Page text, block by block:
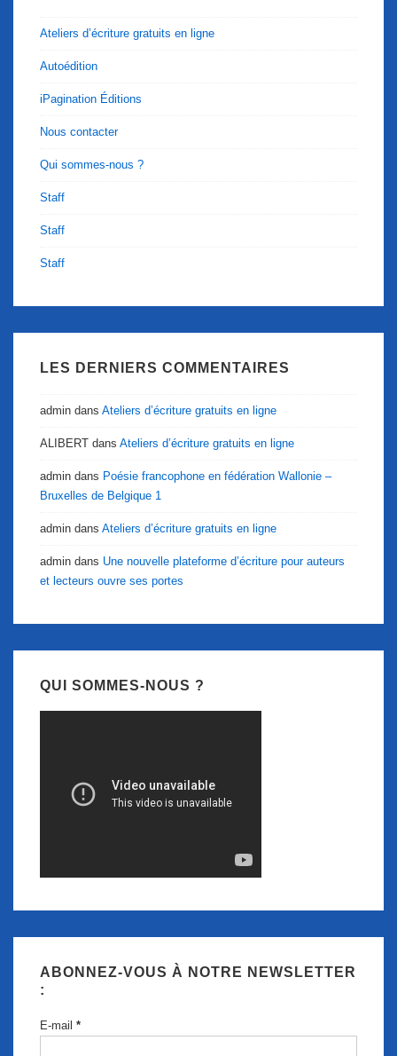
Ateliers d’écriture gratuits en ligne
Autoédition
iPagination Éditions
Nous contacter
Qui sommes-nous ?
Staff
Staff
Staff
LES DERNIERS COMMENTAIRES
admin dans Ateliers d’écriture gratuits en ligne
ALIBERT dans Ateliers d’écriture gratuits en ligne
admin dans Poésie francophone en fédération Wallonie –
Bruxelles de Belgique 1
admin dans Ateliers d’écriture gratuits en ligne
admin dans Une nouvelle plateforme d’écriture pour auteurs
et lecteurs ouvre ses portes
QUI SOMMES-NOUS ?
ABONNEZ-VOUS À NOTRE NEWSLETTER
:
E-mail *